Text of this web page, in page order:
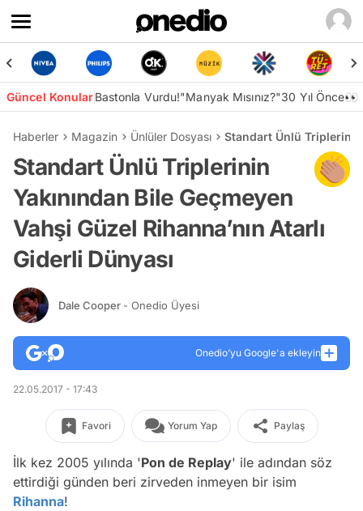
Güncel KonularBastonla Vurdu!"Manyak Mısınız?"30 Yıl Önce👀
Haberler Magazin Ünlüler Dosyası Standart Ünlü Triplerinin
Standart Ünlü Triplerinin
Yakınından Bile Geçmeyen
Vahşi Güzel Rihanna’nın Atarlı
Giderli Dünyası
Dale Cooper - Onedio Üyesi
Onedio’yu Google'a ekleyin
22.05.2017 - 17:43
Favori Yorum Yap Paylaş
İlk kez 2005 yılında 'Pon de Replay' ile adından söz
ettirdiği günden beri zirveden inmeyen bir isim
Rihanna!